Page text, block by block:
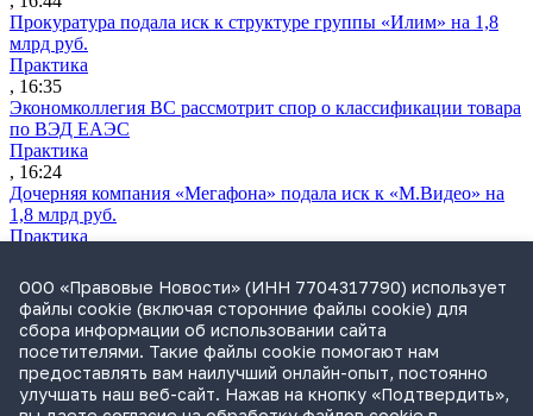
Прокуратура подала иск к структуре группы «Илим» на 1,8
млрд руб.
Практика
, 16:35
Экономколлегия ВС рассмотрит спор о классификации товара
по ВЭД ЕАЭС
Практика
, 16:24
Дочерняя компания «Мегафона» подала иск к «М.Видео» на
1,8 млрд руб.
Практика
СИП проверит отмену патента на систему управления
устройствами после возражений «Яндекса»
Практика
, 15:17
Суды 10 стран рассматривают иски российской «дочки»
Google о возврате дивидендов
Международная практика
ООО «Правовые Новости» (ИНН 7704317790) использует
файлы cookie (включая сторонние файлы cookie) для
сбора информации об использовании сайта
посетителями. Такие файлы cookie помогают нам
предоставлять вам наилучший онлайн-опыт, постоянно
улучшать наш веб-сайт. Нажав на кнопку «Подтвердить»,